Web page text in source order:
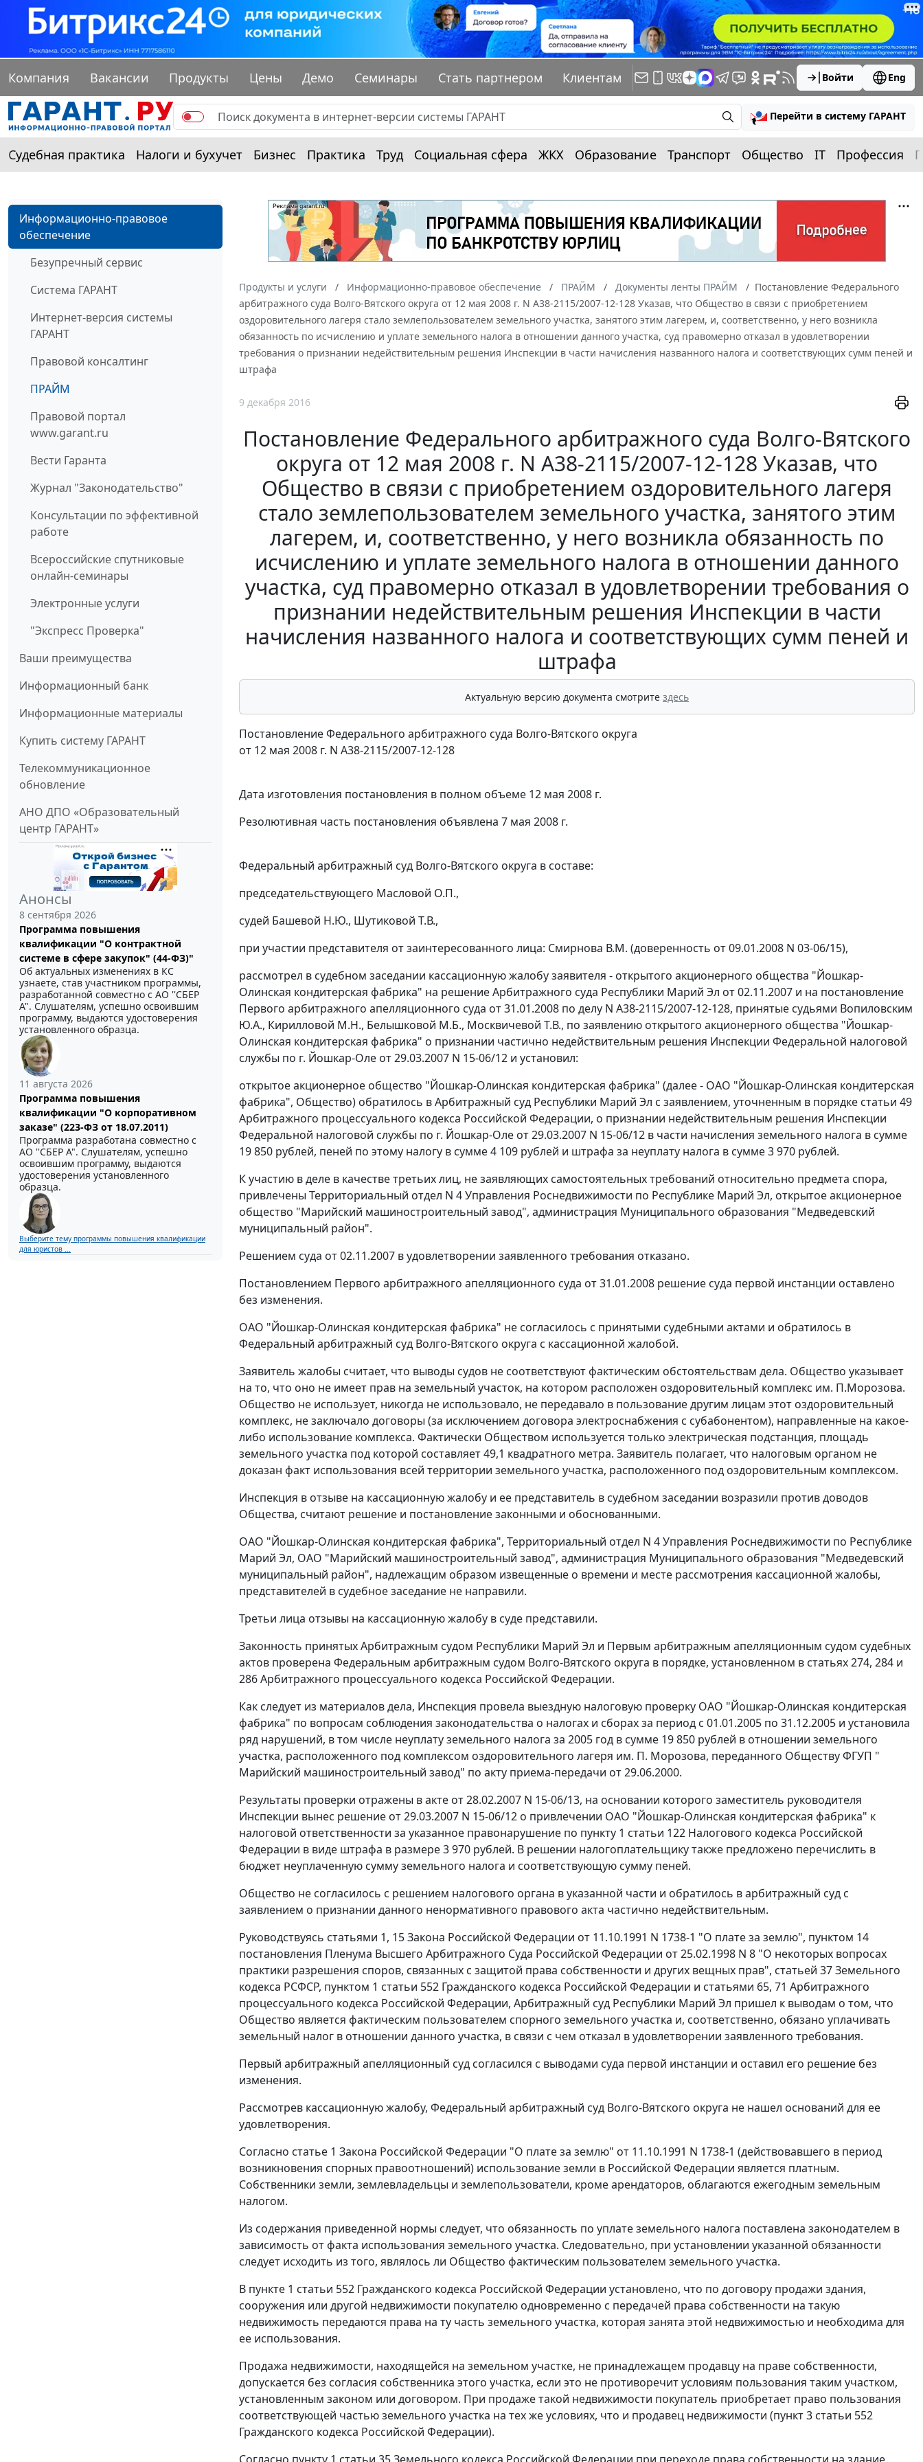
Компания Вакансии Продукты Цены Демо Семинары Стать партнером Клиентам Войти Eng
Перейти в систему ГАРАНТ
Судебная практика Налоги и бухучет Бизнес Практика Труд Социальная сфера ЖКХ Образование Транспорт Общество IT Профессия
Информационно-правовое
обеспечение
Безупречный сервис
Система ГАРАНТ
Интернет-версия системы
ГАРАНТ
Правовой консалтинг
ПРАЙМ
Правовой портал
www.garant.ru
Вести Гаранта
Журнал "Законодательство"
Консультации по эффективной
работе
Всероссийские спутниковые
онлайн-семинары
Электронные услуги
"Экспресс Проверка"
Ваши преимущества
Информационный банк
Информационные материалы
Купить систему ГАРАНТ
Телекоммуникационное
обновление
АНО ДПО «Образовательный
центр ГАРАНТ»
Анонсы
8 сентября 2026
Программа повышения
квалификации "О контрактной
системе в сфере закупок" (44-ФЗ)"
Об актуальных изменениях в КС
узнаете, став участником программы,
разработанной совместно с АО ''СБЕР
А". Слушателям, успешно освоившим
программу, выдаются удостоверения
установленного образца.
11 августа 2026
Программа повышения
квалификации "О корпоративном
заказе" (223-ФЗ от 18.07.2011)
Программа разработана совместно с
АО ''СБЕР А". Слушателям, успешно
освоившим программу, выдаются
удостоверения установленного
образца.
Выберите тему программы повышения квалификации
для юристов ...
Продукты и услуги Информационно-правовое обеспечение ПРАЙМ Документы ленты ПРАЙМ
Постановление Федерального
арбитражного суда Волго-Вятского округа от 12 мая 2008 г. N А38-2115/2007-12-128 Указав, что Общество в связи с приобретением
оздоровительного лагеря стало землепользователем земельного участка, занятого этим лагерем, и, соответственно, у него возникла
обязанность по исчислению и уплате земельного налога в отношении данного участка, суд правомерно отказал в удовлетворении
требования о признании недействительным решения Инспекции в части начисления названного налога и соответствующих сумм пеней и
штрафа
9 декабря 2016
Постановление Федерального арбитражного суда Волго-Вятского
округа от 12 мая 2008 г. N А38-2115/2007-12-128 Указав, что
Общество в связи с приобретением оздоровительного лагеря
стало землепользователем земельного участка, занятого этим
лагерем, и, соответственно, у него возникла обязанность по
исчислению и уплате земельного налога в отношении данного
участка, суд правомерно отказал в удовлетворении требования о
признании недействительным решения Инспекции в части
начисления названного налога и соответствующих сумм пеней и
штрафа
Актуальную версию документа смотрите здесь
Постановление Федерального арбитражного суда Волго-Вятского округа
от 12 мая 2008 г. N А38-2115/2007-12-128
Дата изготовления постановления в полном объеме 12 мая 2008 г.
Резолютивная часть постановления объявлена 7 мая 2008 г.
Федеральный арбитражный суд Волго-Вятского округа в составе:
председательствующего Масловой О.П.,
судей Башевой Н.Ю., Шутиковой Т.В.,
при участии представителя от заинтересованного лица: Смирнова В.М. (доверенность от 09.01.2008 N 03-06/15),
рассмотрел в судебном заседании кассационную жалобу заявителя - открытого акционерного общества "Йошкар-
Олинская кондитерская фабрика" на решение Арбитражного суда Республики Марий Эл от 02.11.2007 и на постановление
Первого арбитражного апелляционного суда от 31.01.2008 по делу N А38-2115/2007-12-128, принятые судьями Вопиловским
Ю.А., Кирилловой М.Н., Белышковой М.Б., Москвичевой Т.В., по заявлению открытого акционерного общества "Йошкар-
Олинская кондитерская фабрика" о признании частично недействительным решения Инспекции Федеральной налоговой
службы по г. Йошкар-Оле от 29.03.2007 N 15-06/12 и установил:
открытое акционерное общество "Йошкар-Олинская кондитерская фабрика" (далее - ОАО "Йошкар-Олинская кондитерская
фабрика", Общество) обратилось в Арбитражный суд Республики Марий Эл с заявлением, уточненным в порядке статьи 49
Арбитражного процессуального кодекса Российской Федерации, о признании недействительным решения Инспекции
Федеральной налоговой службы по г. Йошкар-Оле от 29.03.2007 N 15-06/12 в части начисления земельного налога в сумме
19 850 рублей, пеней по этому налогу в сумме 4 109 рублей и штрафа за неуплату налога в сумме 3 970 рублей.
К участию в деле в качестве третьих лиц, не заявляющих самостоятельных требований относительно предмета спора,
привлечены Территориальный отдел N 4 Управления Роснедвижимости по Республике Марий Эл, открытое акционерное
общество "Марийский машиностроительный завод", администрация Муниципального образования "Медведевский
муниципальный район".
Решением суда от 02.11.2007 в удовлетворении заявленного требования отказано.
Постановлением Первого арбитражного апелляционного суда от 31.01.2008 решение суда первой инстанции оставлено
без изменения.
ОАО "Йошкар-Олинская кондитерская фабрика" не согласилось с принятыми судебными актами и обратилось в
Федеральный арбитражный суд Волго-Вятского округа с кассационной жалобой.
Заявитель жалобы считает, что выводы судов не соответствуют фактическим обстоятельствам дела. Общество указывает
на то, что оно не имеет прав на земельный участок, на котором расположен оздоровительный комплекс им. П.Морозова.
Общество не использует, никогда не использовало, не передавало в пользование другим лицам этот оздоровительный
комплекс, не заключало договоры (за исключением договора электроснабжения с субабонентом), направленные на какое-
либо использование комплекса. Фактически Обществом используется только электрическая подстанция, площадь
земельного участка под которой составляет 49,1 квадратного метра. Заявитель полагает, что налоговым органом не
доказан факт использования всей территории земельного участка, расположенного под оздоровительным комплексом.
Инспекция в отзыве на кассационную жалобу и ее представитель в судебном заседании возразили против доводов
Общества, считают решение и постановление законными и обоснованными.
ОАО "Йошкар-Олинская кондитерская фабрика", Территориальный отдел N 4 Управления Роснедвижимости по Республике
Марий Эл, ОАО "Марийский машиностроительный завод", администрация Муниципального образования "Медведевский
муниципальный район", надлежащим образом извещенные о времени и месте рассмотрения кассационной жалобы,
представителей в судебное заседание не направили.
Третьи лица отзывы на кассационную жалобу в суде представили.
Законность принятых Арбитражным судом Республики Марий Эл и Первым арбитражным апелляционным судом судебных
актов проверена Федеральным арбитражным судом Волго-Вятского округа в порядке, установленном в статьях 274, 284 и
286Арбитражного процессуального кодекса Российской Федерации.
Как следует из материалов дела, Инспекция провела выездную налоговую проверку ОАО "Йошкар-Олинская кондитерская
фабрика" по вопросам соблюдения законодательства о налогах и сборах за период с 01.01.2005 по 31.12.2005 и установила
ряд нарушений, в том числе неуплату земельного налога за 2005 год в сумме 19 850 рублей в отношении земельного
участка, расположенного под комплексом оздоровительного лагеря им. П. Морозова, переданного Обществу ФГУП "
Марийский машиностроительный завод" по акту приема-передачи от 29.06.2000.
Результаты проверки отражены в акте от 28.02.2007 N 15-06/13, на основании которого заместитель руководителя
Инспекции вынес решение от 29.03.2007 N 15-06/12 о привлечении ОАО "Йошкар-Олинская кондитерская фабрика" к
налоговой ответственности за указанное правонарушение по пункту 1 статьи 122 Налогового кодекса Российской
Федерации в виде штрафа в размере 3 970 рублей. В решении налогоплательщику также предложено перечислить в
бюджет неуплаченную сумму земельного налога и соответствующую сумму пеней.
Общество не согласилось с решением налогового органа в указанной части и обратилось в арбитражный суд с
заявлением о признании данного ненормативного правового акта частично недействительным.
Руководствуясь статьями 1, 15Закона Российской Федерации от 11.10.1991 N 1738-1 "О плате за землю", пунктом 14
постановления Пленума Высшего Арбитражного Суда Российской Федерации от 25.02.1998 N 8 "О некоторых вопросах
практики разрешения споров, связанных с защитой права собственности и других вещных прав", статьей 37Земельного
кодекса РСФСР, пунктом 1 статьи 552 Гражданского кодекса Российской Федерации и статьями 65, 71 Арбитражного
процессуального кодекса Российской Федерации, Арбитражный суд Республики Марий Эл пришел к выводам о том, что
Общество является фактическим пользователем спорного земельного участка и, соответственно, обязано уплачивать
земельный налог в отношении данного участка, в связи с чем отказал в удовлетворении заявленного требования.
Первый арбитражный апелляционный суд согласился с выводами суда первой инстанции и оставил его решение без
изменения.
Рассмотрев кассационную жалобу, Федеральный арбитражный суд Волго-Вятского округа не нашел оснований для ее
удовлетворения.
Согласно статье 1 Закона Российской Федерации "О плате за землю" от 11.10.1991 N 1738-1 (действовавшего в период
возникновения спорных правоотношений) использование земли в Российской Федерации является платным.
Собственники земли, землевладельцы и землепользователи, кроме арендаторов, облагаются ежегодным земельным
налогом.
Из содержания приведенной нормы следует, что обязанность по уплате земельного налога поставлена законодателем в
зависимость от факта использования земельного участка. Следовательно, при установлении указанной обязанности
следует исходить из того, являлось ли Общество фактическим пользователем земельного участка.
В пункте 1 статьи 552 Гражданского кодекса Российской Федерации установлено, что по договору продажи здания,
сооружения или другой недвижимости покупателю одновременно с передачей права собственности на такую
недвижимость передаются права на ту часть земельного участка, которая занята этой недвижимостью и необходима для
ее использования.
Продажа недвижимости, находящейся на земельном участке, не принадлежащем продавцу на праве собственности,
допускается без согласия собственника этого участка, если это не противоречит условиям пользования таким участком,
установленным законом или договором. При продаже такой недвижимости покупатель приобретает право пользования
соответствующей частью земельного участка на тех же условиях, что и продавец недвижимости (пункт 3 статьи 552
Гражданского кодекса Российской Федерации).